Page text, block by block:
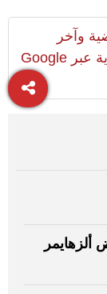
وآخر
المستجدات السياسية والإقتصادية عبر Google